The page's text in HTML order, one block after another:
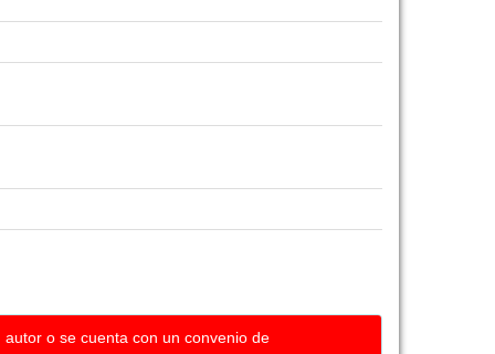
o se cuenta con un convenio de